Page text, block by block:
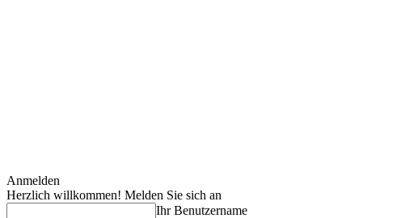
Anmelden
Herzlich willkommen! Melden Sie sich an
Ihr Benutzername